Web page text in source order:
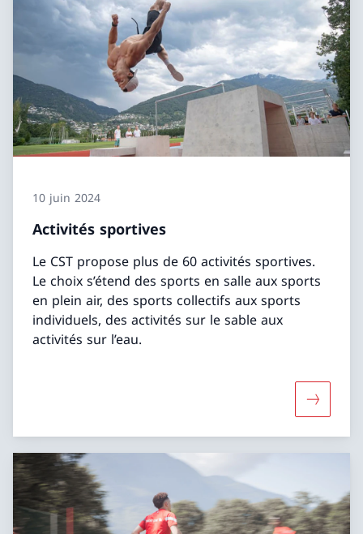
10 juin 2024
Activités sportives
Le CST propose plus de 60 activités sportives.
Le choix s’étend des sports en salle aux sports
en plein air, des sports collectifs aux sports
individuels, des activités sur le sable aux
activités sur l’eau.